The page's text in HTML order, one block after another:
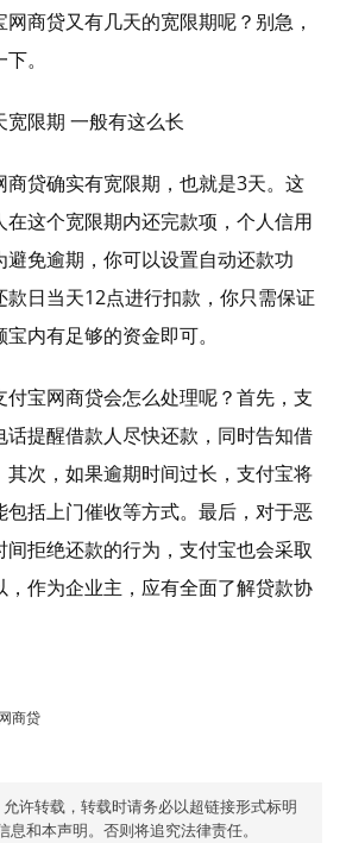
商贷又有几天的宽限期呢？别急，
。
限期 一般有这么长
商贷确实有宽限期，也就是3天。这
这个宽限期内还完款项，个人信用
免逾期，你可以设置自动还款功
日当天12点进行扣款，你只需保证
内有足够的资金即可。
宝网商贷会怎么处理呢？首先，支
话提醒借款人尽快还款，同时告知借
其次，如果逾期时间过长，支付宝将
包括上门催收等方式。最后，对于恶
拒绝还款的行为，支付宝也会采取
，作为企业主，应有全面了解贷款协
网商贷
许转载，转载时请务必以超链接形式标明
息和本声明。否则将追究法律责任。